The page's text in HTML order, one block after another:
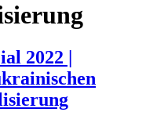
2022 |